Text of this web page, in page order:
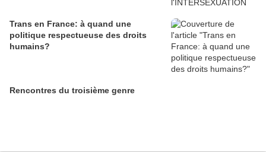
Trans en France: à quand une
politique respectueuse des droits
humains?
Rencontres du troisième genre